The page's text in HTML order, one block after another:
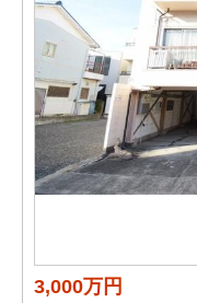
3,000万円